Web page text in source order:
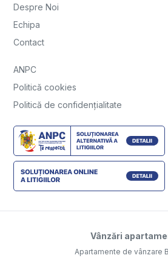
Despre Noi
Echipa
Contact
ANPC
Politică cookies
Politică de confidențialitate
Vânzări
Apartamente de vânzare